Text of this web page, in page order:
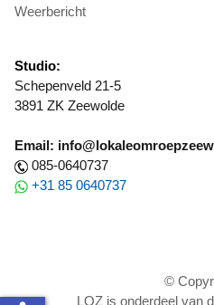
Weerbericht
Studio:
Schepenveld 21-5
3891 ZK Zeewolde
Email:
085-0640737
+31 85 0640737
©
LOZ is onderdeel van